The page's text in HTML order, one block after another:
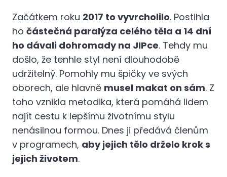
Začátkem roku 2017 to vyvrcholilo. Postihla
ho částečná paralýza celého těla a 14 dní
ho dávali dohromady na JIPce. Tehdy mu
došlo, že tenhle styl není dlouhodobě
udržitelný. Pomohly mu špičky ve svých
oborech, ale hlavně musel makat on sám. Z
toho vznikla metodika, která pomáhá lidem
najít cestu k lepšímu životnímu stylu
nenásilnou formou. Dnes ji předává členům
v programech, aby jejich tělo drželo krok s
jejich životem.